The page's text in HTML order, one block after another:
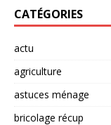
CATÉGORIES
actu
agriculture
astuces ménage
bricolage récup